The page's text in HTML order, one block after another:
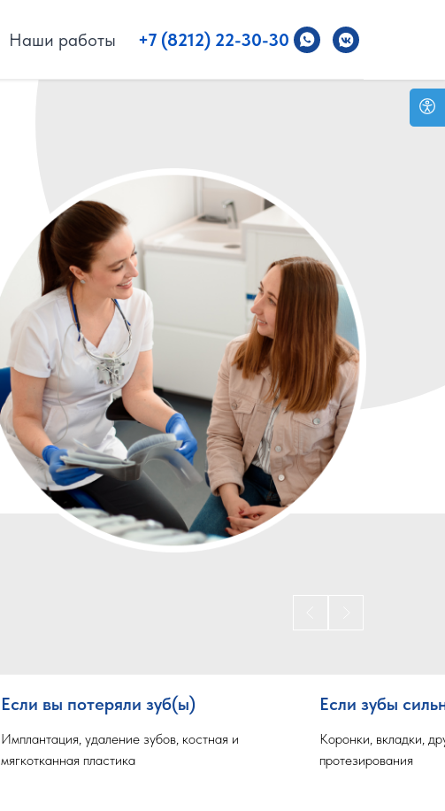
Наши работы +7 (8212) 22-30-30
Если вы потеряли зуб(ы)
Имплантация, удаление зубов, костная и
мягкотканная пластика
Если зубы
Коронки, вкладки,
протезирования